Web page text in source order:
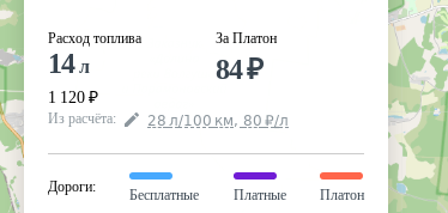
Расход топлива
14л
1 120 ₽
За Платон
84₽
Из расчёта: 28 л/100 км, 80 ₽/л
Дороги:
Бесплатные Платные Платон